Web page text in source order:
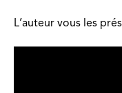
L’auteur vous les